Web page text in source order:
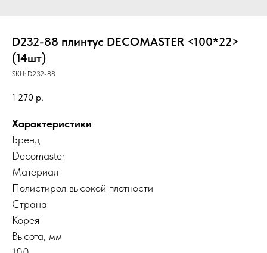
D232-88 плинтус DECOMASTER <100*22>
(14шт)
SKU: D232-88
1 270 р.
Характеристики
Бренд
Decomaster
Материал
Полистирол высокой плотности
Страна
Корея
Высота, мм